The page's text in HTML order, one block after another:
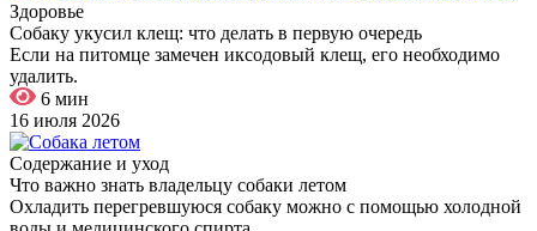
Здоровье
Собаку укусил клещ: что делать в первую очередь
Если на питомце замечен иксодовый клещ, его необходимо
удалить.
6 мин
16 июля 2026
Содержание и уход
Что важно знать владельцу собаки летом
Охладить перегревшуюся собаку можно с помощью холодной